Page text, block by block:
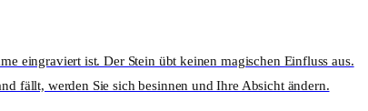
eingraviert ist. Der Stein übt keinen magischen Einfluss aus.
fällt, werden Sie sich besinnen und Ihre Absicht ändern.